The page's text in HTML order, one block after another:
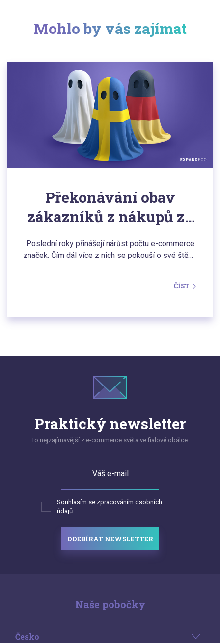
Mohlo by vás zajímat
Překonávání obav
zákazníků z nákupů ze
zahraničí
Poslední roky přinášejí nárůst počtu e-commerce
značek. Čím dál více z nich se pokouší o své štěstí
konkurenceschopnými cenami. Globální
ČÍST
Praktický newsletter
To nejzajímavější z e-commerce světa ve fialové obálce.
Váš e-mail
Souhlasím se zpracováním osobních
údajů.
ODEBÍRAT NEWSLETTER
Naše pobočky
Česko